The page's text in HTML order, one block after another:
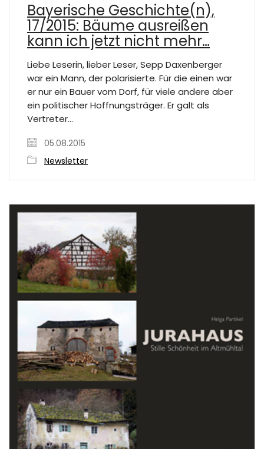
Bayerische Geschichte(n),
17/2015: Bäume ausreißen
kann ich jetzt nicht mehr…
Liebe Leserin, lieber Leser, Sepp Daxenberger
war ein Mann, der polarisierte. Für die einen war
er nur ein Bauer vom Dorf, für viele andere aber
ein politischer Hoffnungsträger. Er galt als
Vertreter…
05.08.2015
Newsletter